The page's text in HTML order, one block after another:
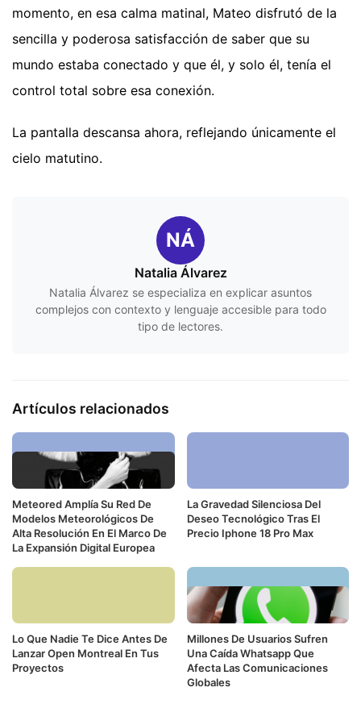
momento, en esa calma matinal, Mateo disfrutó de la
sencilla y poderosa satisfacción de saber que su
mundo estaba conectado y que él, y solo él, tenía el
control total sobre esa conexión.
La pantalla descansa ahora, reflejando únicamente el
cielo matutino.
NÁ
Natalia Álvarez
Natalia Álvarez se especializa en explicar asuntos
complejos con contexto y lenguaje accesible para todo
tipo de lectores.
Artículos relacionados
Meteored Amplía Su Red De
Modelos Meteorológicos De
Alta Resolución En El Marco De
La Expansión Digital Europea
La Gravedad Silenciosa Del
Deseo Tecnológico Tras El
Precio Iphone 18 Pro Max
Lo Que Nadie Te Dice Antes De
Lanzar Open Montreal En Tus
Proyectos
Millones De Usuarios Sufren
Una Caída Whatsapp Que
Afecta Las Comunicaciones
Globales